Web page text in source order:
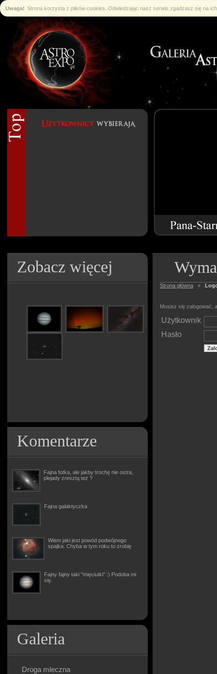
Uwaga! Strona korzysta z plików cookies. Odwiedzając nasz serwis zgadzasz się na
Zobacz więcej
Komentarze
Fajna fotka, ale jakby trochę nie ostra,
plejady zresztą też ?
Fajna galaktyczka
Wiem jaki jest powód podwójnego
spajka. Chyba w tym roku to zrobię
Fajny fajny taki "mięciutki" :) Podoba mi
się.
Galeria
Droga mleczna
Strona główna »
Musisz się zalogować,
Użytkownik
Hasło